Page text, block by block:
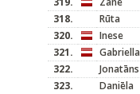
318.
Rūta
320.
Inese
321.
Gabriella
322.
Jonatāns
323.
Daniēla